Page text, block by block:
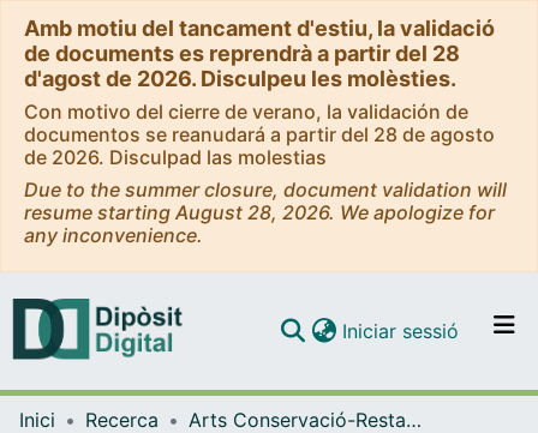
Amb motiu del tancament d'estiu, la validació
de documents es reprendrà a partir del 28
d'agost de 2026. Disculpeu les molèsties.
Con motivo del cierre de verano, la validación de
documentos se reanudará a partir del 28 de agosto
de 2026. Disculpad las molestias
Due to the summer closure, document validation will
resume starting August 28, 2026. We apologize for
any inconvenience.
Navega per tot el DD
Iniciar sessió (current)
Inici Recerca
Arts Conservació-Restauració